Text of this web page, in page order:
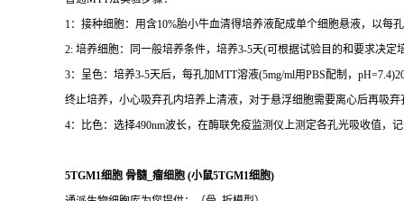
1：接种细胞：用含10%胎小牛血清得培养液配成单个细胞悬液，以每
2: 培养细胞：同一般培养条件，培养3-5天(可根据试验目的和要求决定
3：呈色：培养3-5天后，每孔加MTT溶液(5mg/ml用PBS配制，
终止培养，小心吸弃孔内培养上清液，对于悬浮细胞需要离心后再吸
4：比色：选择490nm波长，在酶联免疫监测仪上测定各孔光吸收值，
5TGM1细胞 骨髓_瘤细胞 (小鼠5TGM1细胞)